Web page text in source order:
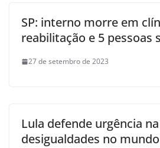
SP: interno morre em
reabilitação e 5 pessoas
27 de setembro de 2023
Lula defende urgência
desigualdades no mundo